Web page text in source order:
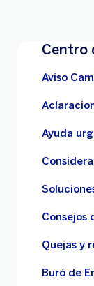
Centro
Aviso
Ayuda
Consejos
Quejas y
Buró de